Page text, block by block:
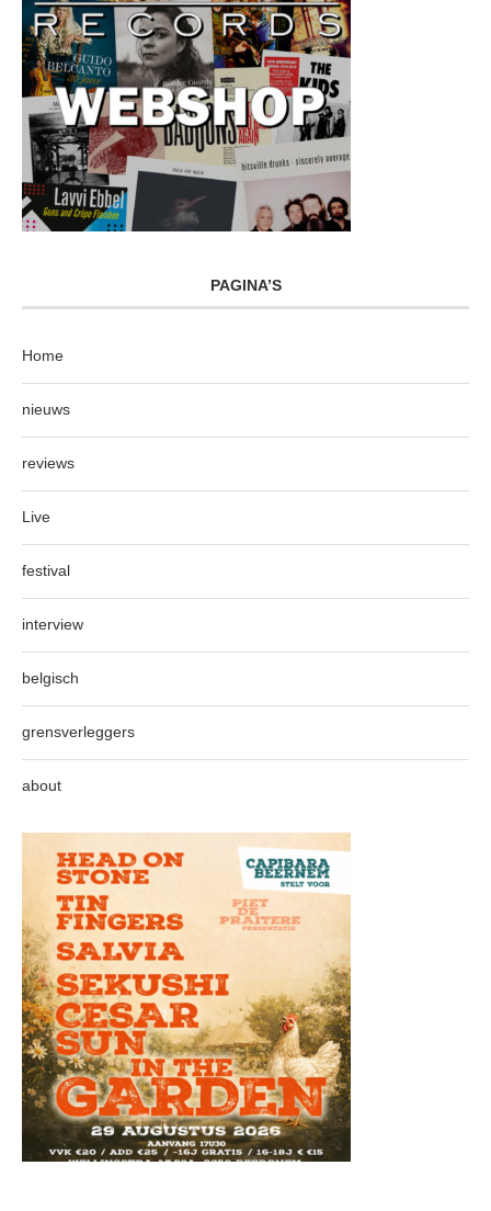
PAGINA’S
Home
nieuws
reviews
Live
festival
interview
belgisch
grensverleggers
about